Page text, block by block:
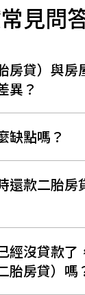
見問
房貸）與房
異？
缺點嗎？
還款二胎房
經沒貸款了
胎房貸）嗎